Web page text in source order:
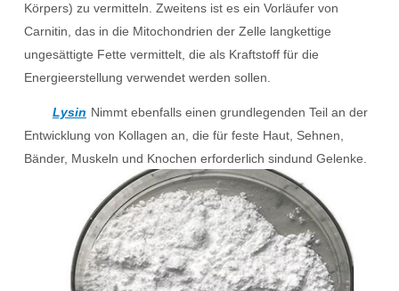
Körpers) zu vermitteln. Zweitens ist es ein Vorläufer von
Carnitin, das in die Mitochondrien der Zelle langkettige
ungesättigte Fette vermittelt, die als Kraftstoff für die
Energieerstellung verwendet werden sollen.
Lysin Nimmt ebenfalls einen grundlegenden Teil an der
Entwicklung von Kollagen an, die für feste Haut, Sehnen,
Bänder, Muskeln und Knochen erforderlich sindund Gelenke.